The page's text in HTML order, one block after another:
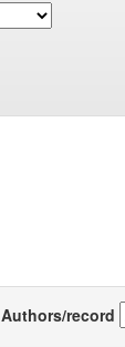
Authors/record